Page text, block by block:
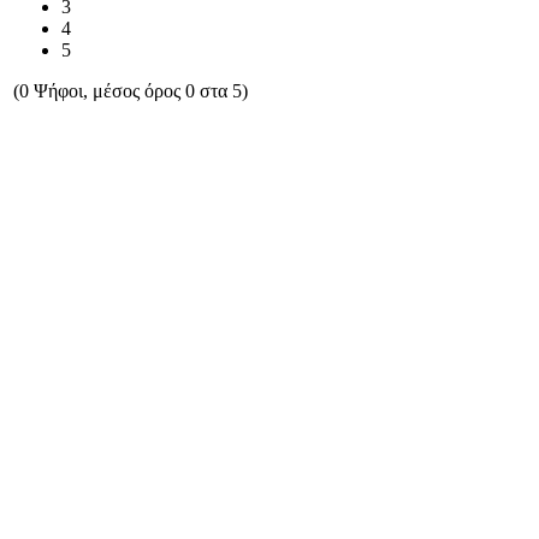
3
4
5
(0 Ψήφοι, μέσος όρος 0 στα 5)